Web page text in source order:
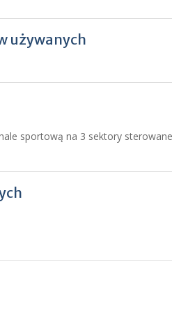
używanych
sportową na 3 sektory